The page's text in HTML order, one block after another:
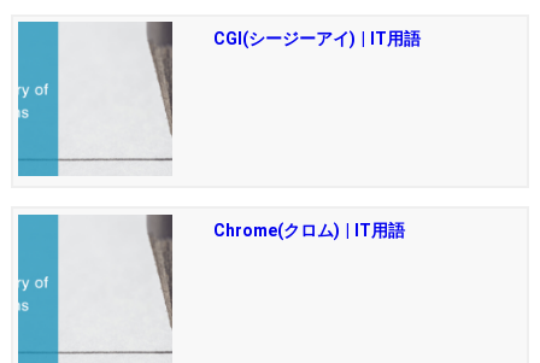
CGI(シージーアイ) | IT用語
Chrome(クロム) | IT用語